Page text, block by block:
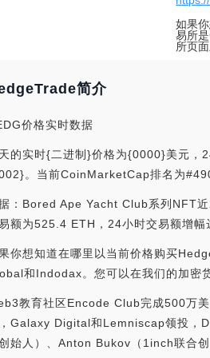
如果
易所
所页
简介
价格实时数据
的实时{二进制}价格为{0000}美元，
。当前CoinMarketCap排名为
：Bored Ape Yacht Club系列NFT
额为525.4 ETH，24小时交易额增
你想知道在哪里以当前价格购买
和Indodax。您可以在我们的加密
教育社区Encode Club完成500万
Galaxy Digital和Lemniscap领投
始人）、Anton Bukov（1inch联合